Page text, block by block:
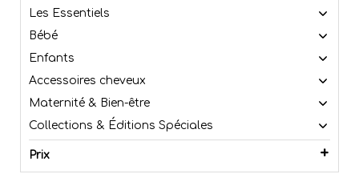
Les Essentiels
Bébé
Enfants
Accessoires cheveux
Maternité & Bien-être
Collections & Éditions Spéciales
Prix